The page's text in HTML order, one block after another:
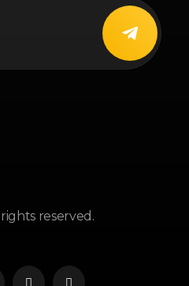
reserved.